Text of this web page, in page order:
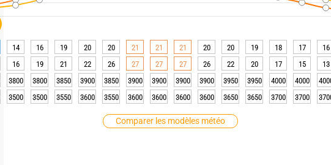
Comparer les modèles météo
14 16 19 20 20 21 21 21 20 20 19 18 17 16
16 19 21 22 26 27 27 27 26 22 20 17 15 13
3800 3800 3850 3900 3850 3900 3900 3900 3900 3950 3950 4000 4000
3500 3500 3550 3600 3550 3600 3600 3600 3600 3650 3650 3700 3700